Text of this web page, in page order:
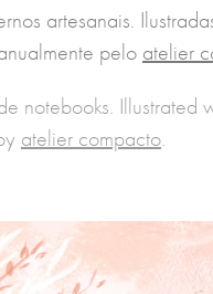
artesanais.
pelo atelier
notebooks. Illustrated
atelier compacto.